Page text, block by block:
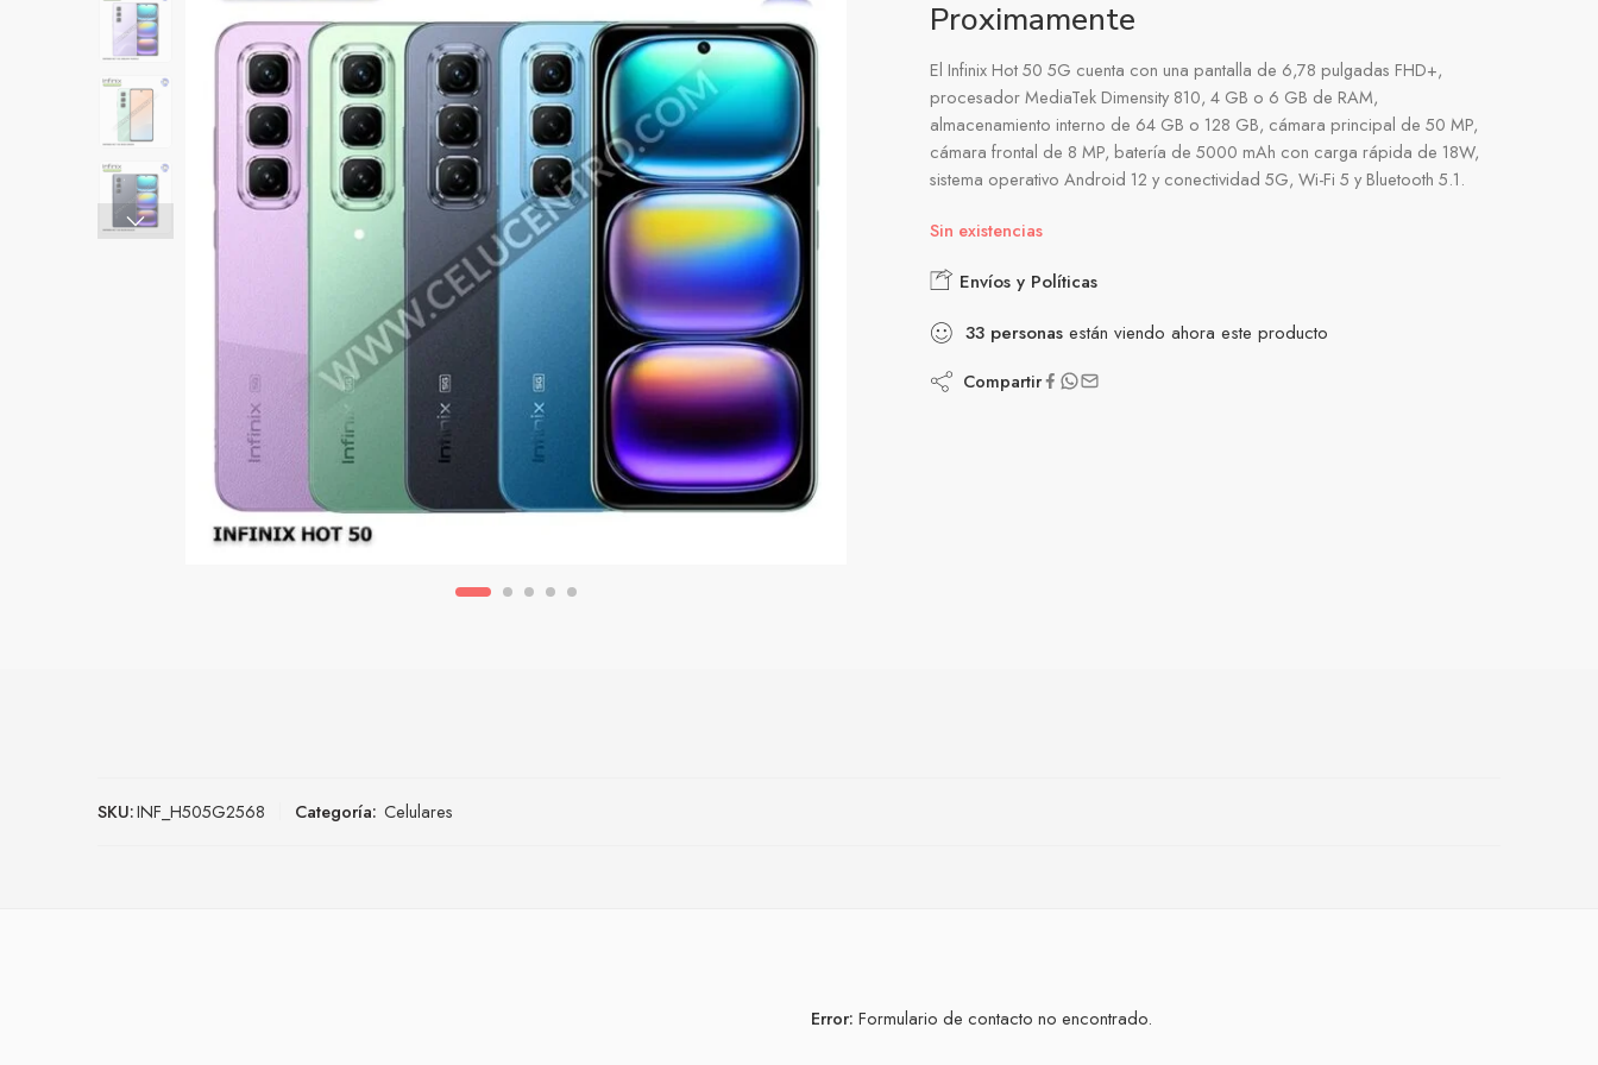
Proximamente
El Infinix Hot 50 5G cuenta con una pantalla de 6,78 pulgadas FHD+,
procesador MediaTek Dimensity 810, 4 GB o 6 GB de RAM,
almacenamiento interno de 64 GB o 128 GB, cámara principal de 50 MP,
cámara frontal de 8 MP, batería de 5000 mAh con carga rápida de 18W,
sistema operativo Android 12 y conectividad 5G, Wi-Fi 5 y Bluetooth 5.1.
Sin existencias
Envíos y Políticas
33 personas están viendo ahora este producto
Compartir
SKU:INF_H505G2568 Categoría: Celulares
Error: Formulario de contacto no encontrado.